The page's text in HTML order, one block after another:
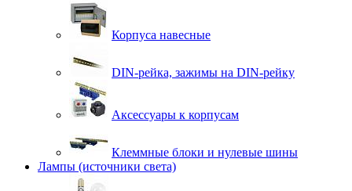
Корпуса навесные
DIN-рейка, зажимы на DIN-рейку
Аксессуары к корпусам
Клеммные блоки и нулевые шины
Лампы (источники света)